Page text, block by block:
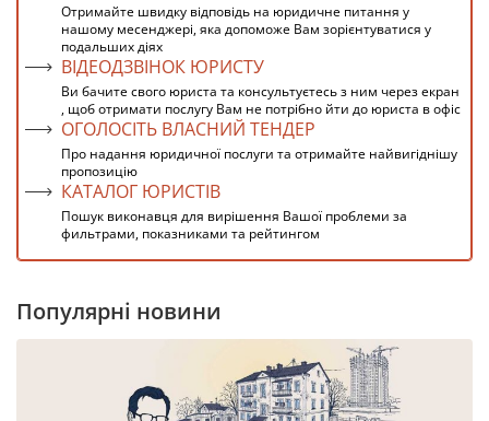
Отримайте швидку відповідь на юридичне питання у
нашому месенджері, яка допоможе Вам зорієнтуватися у
подальших діях
ВІДЕОДЗВІНОК ЮРИСТУ
Ви бачите свого юриста та консультуєтесь з ним через екран
, щоб отримати послугу Вам не потрібно йти до юриста в офіс
ОГОЛОСІТЬ ВЛАСНИЙ ТЕНДЕР
Про надання юридичної послуги та отримайте найвигіднішу
пропозицію
КАТАЛОГ ЮРИСТІВ
Пошук виконавця для вирішення Вашої проблеми за
фильтрами, показниками та рейтингом
Популярні новини